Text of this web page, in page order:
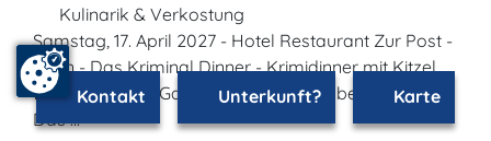
Kulinarik & Verkostung
Samstag, 17. April 2027 - Hotel Restaurant Zur Post -
Bonn - Das Kriminal Dinner - Krimidinner mit Kitzel
für Nerven und Gaumen - Der Polterabend-Killer -
Das ...
Kontakt Unterkunft? Karte